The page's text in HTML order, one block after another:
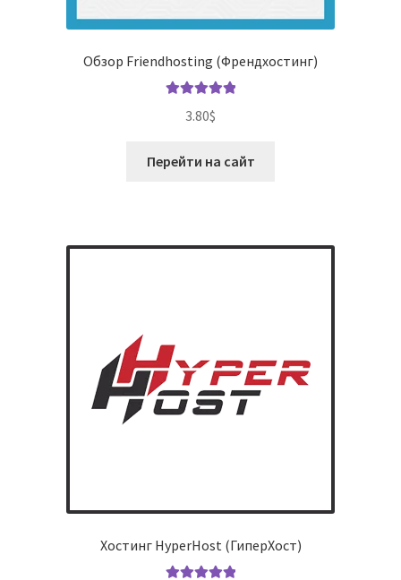
Обзор Friendhosting (Френдхостинг)
из 5
3.80$
Перейти на сайт
Хостинг HyperHost (ГиперХост)